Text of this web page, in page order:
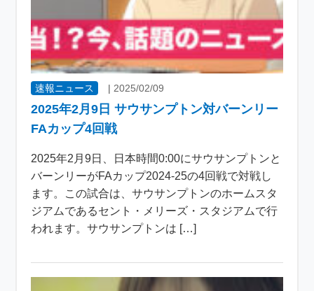
速報ニュース |2025/02/09
2025年2月9日 サウサンプトン対バーンリー
FAカップ4回戦
2025年2月9日、日本時間0:00にサウサンプトンと
バーンリーがFAカップ2024-25の4回戦で対戦し
ます。この試合は、サウサンプトンのホームスタ
ジアムであるセント・メリーズ・スタジアムで行
われます。サウサンプトンは […]